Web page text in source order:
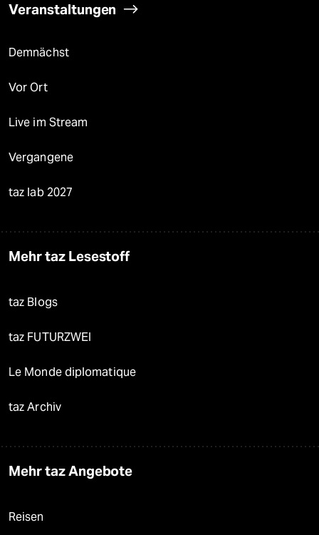
Veranstaltungen
Demnächst
Vor Ort
Live im Stream
Vergangene
taz lab 2027
Mehr taz Lesestoff
taz Blogs
taz FUTURZWEI
Le Monde diplomatique
taz Archiv
Mehr taz Angebote
Reisen